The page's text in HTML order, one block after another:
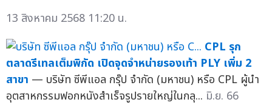
13 สิงหาคม 2568 11:20 น.
CPL รุก
ตลาดรีเทลเต็มพิกัด เปิดจุดจำหน่ายรองเท้า PLY เพิ่ม 2
สาขา — บริษัท ซีพีแอล กรุ๊ป จำกัด (มหาชน) หรือ CPL ผู้นำ
อุตสาหกรรมฟอกหนังสำเร็จรูปรายใหญ่ในกลุ... มิ.ย. 66